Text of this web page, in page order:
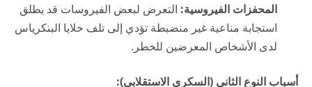
المحفزات الفيروسية: التعرض لبعض الفيروسات قد يطلق
استجابة مناعية غير منضبطة تؤدي إلى تلف خلايا البنكرياس
لدى الأشخاص المعرضين للخطر.
أسباب النوع الثاني (السكري الاستقلابي):